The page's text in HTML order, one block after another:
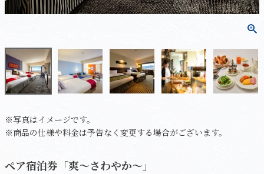
※写真はイメージです。
※商品の仕様や料金は予告なく変更する場合がございます。
ペア宿泊券「爽～さわやか～」